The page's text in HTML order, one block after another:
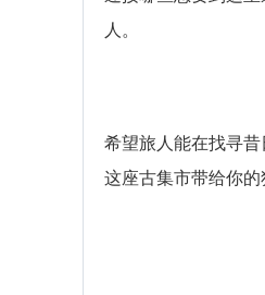
人。
希望旅人能在找寻
这座古集市带给你的